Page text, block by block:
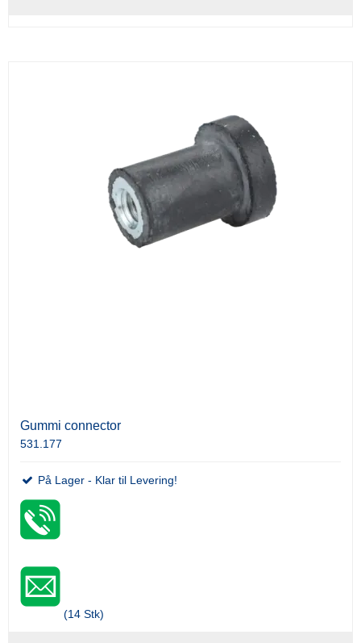
Gummi connector
531.177
På Lager - Klar til Levering!
(14 Stk)